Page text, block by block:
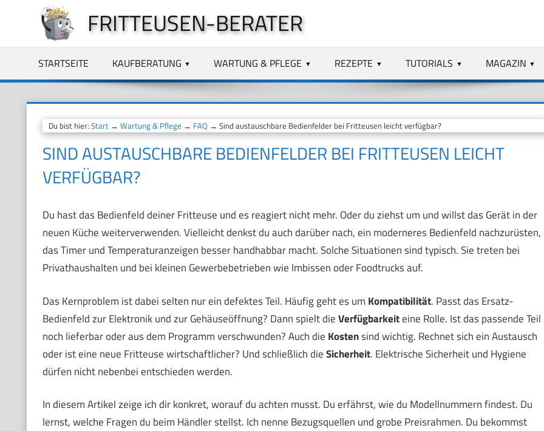
springen
FRITTEUSEN-BERATER
STARTSEITE KAUFBERATUNG WARTUNG & PFLEGE REZEPTE TUTORIALS MAGAZIN
Du bist hier: Start→ Wartung & Pflege → FAQ → Sind austauschbare Bedienfelder bei Fritteusen leicht verfügbar?
SIND AUSTAUSCHBARE BEDIENFELDER BEI FRITTEUSEN LEICHT
VERFÜGBAR?
Du hast das Bedienfeld deiner Fritteuse und es reagiert nicht mehr. Oder du ziehst um und willst das Gerät in der
neuen Küche weiterverwenden. Vielleicht denkst du auch darüber nach, ein moderneres Bedienfeld nachzurüsten,
das Timer und Temperaturanzeigen besser handhabbar macht. Solche Situationen sind typisch. Sie treten bei
Privathaushalten und bei kleinen Gewerbebetrieben wie Imbissen oder Foodtrucks auf.
Das Kernproblem ist dabei selten nur ein defektes Teil. Häufig geht es um Kompatibilität. Passt das Ersatz-
Bedienfeld zur Elektronik und zur Gehäuseöffnung? Dann spielt dieVerfügbarkeiteine Rolle. Ist das passende Teil
noch lieferbar oder aus dem Programm verschwunden? Auch die Kostensind wichtig. Rechnet sich ein Austausch
oder ist eine neue Fritteuse wirtschaftlicher? Und schließlich dieSicherheit. Elektrische Sicherheit und Hygiene
dürfen nicht nebenbei entschieden werden.
In diesem Artikel zeige ich dir konkret, worauf du achten musst. Du erfährst, wie du Modellnummern findest. Du
lernst, welche Fragen du beim Händler stellst. Ich nenne Bezugsquellen und grobe Preisrahmen. Du bekommst